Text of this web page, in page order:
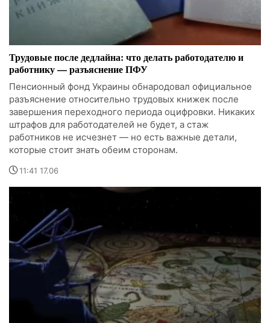
Трудовые после дедлайна: что делать работодателю и
работнику — разъяснение ПФУ
Пенсионный фонд Украины обнародовал официальное
разъяснение относительно трудовых книжек после
завершения переходного периода оцифровки. Никаких
штрафов для работодателей не будет, а стаж
работников не исчезнет — но есть важные детали,
которые стоит знать обеим сторонам.
11:41 17.06